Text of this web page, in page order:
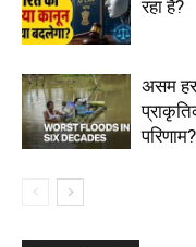
रहा है?
असम हर
परिणाम?